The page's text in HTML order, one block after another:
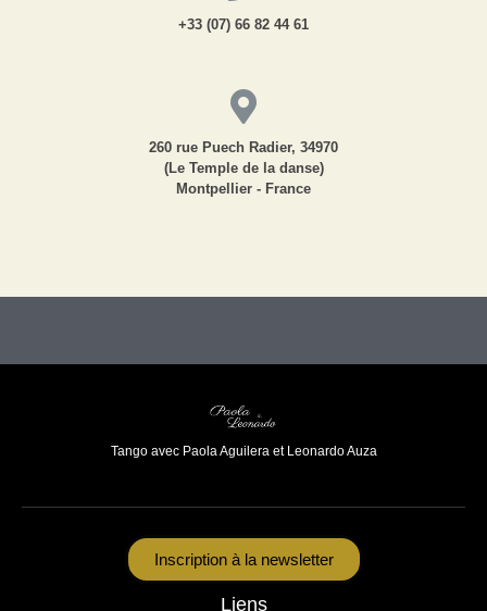
+33 (07) 66 82 44 61
260 rue Puech Radier, 34970
(Le Temple de la danse)
Montpellier - France
Tango avec Paola Aguilera et Leonardo Auza
Inscription à la newsletter
Liens